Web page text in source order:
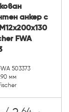
анкер с
FWA
503373
мм